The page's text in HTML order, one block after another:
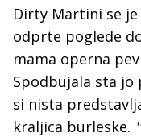
Dirty Martini se
odprte poglede
mama operna
Spodbujala sta jo
si nista
kraljica burleske.